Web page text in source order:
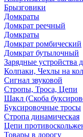
Брызговики
Домкраты
Домкрат реечный
Домкраты
Домкрат ромбический
Домкрат бутылочный
Зарядные устройства
Колпаки, Чехлы на
Сигнал звуковой
Стропы, Троса, Цепи
Шакл (Скоба
Буксировочные тросы
Стропа динамическая
Цепи
Товары в дорогу